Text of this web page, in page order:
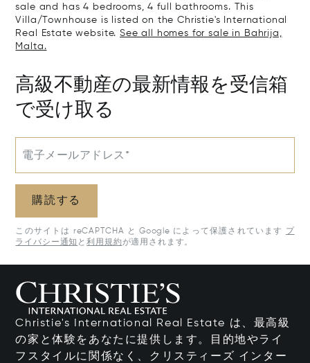
sale and has 4 bedrooms, 4 full bathrooms. This
Villa/Townhouse is listed on the Christie's International
Real Estate website.See all homes for sale in Bahrija,
Malta.
高級不動産の最新情報を受信箱
で受け取る
電子メールアドレス*
購読する
このサイトは reCAPTCHA と Google によって保護されています
プ
ライバシー通知 と利用規約 が適用されます。
Christie's International Real Estate は、最高級
の家と体験をあなたに提供します。目的地やライ
フスタイルに関係なく、クリスティーズ インター